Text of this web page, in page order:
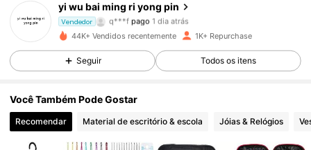
yi wu bai ming ri yong pin
Vendedor
4,86
662 Seguidores
q***f pago 1 dia atrás
662 Seguidores
4,86 662 Seguidores
44K+ Vendidos recentemente 1K+ Repurchase
Seguir Todos os itens
Você Também Pode Gostar
Recomendar Material de escritório & escola Jóias & Relógios